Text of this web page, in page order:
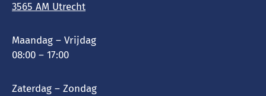
3565 AM Utrecht
Maandag – Vrijdag
08:00 – 17:00
Zaterdag – Zondag